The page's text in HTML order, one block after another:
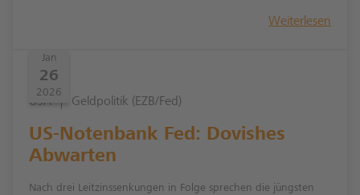
Weiterlesen
Jan
26
2026
USA Geldpolitik (EZB/Fed)
US-Notenbank Fed: Dovishes
Abwarten
Nach drei Leitzinssenkungen in Folge sprechen die jüngsten